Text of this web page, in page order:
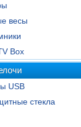
весы
Box
USB
стекла